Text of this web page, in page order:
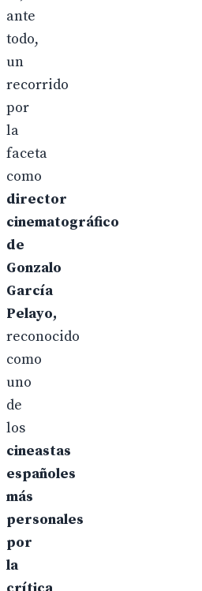
ante
todo,
un
recorrido
por
la
faceta
como
director
cinematográfico
de
Gonzalo
García
Pelayo,
reconocido
como
uno
de
los
cineastas
españoles
más
personales
por
la